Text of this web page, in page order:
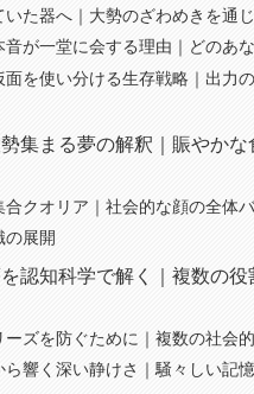
た器へ｜大勢のざわめきを通
音が一堂に会する理由｜どのあ
面を使い分ける生存戦略｜出力
勢集まる夢の解釈｜賑やか
クオリア｜社会的な顔の全体
の展開
認知科学で解く｜複数の
ーズを防ぐために｜複数の社会
ら響く深い静けさ｜騒々しい記